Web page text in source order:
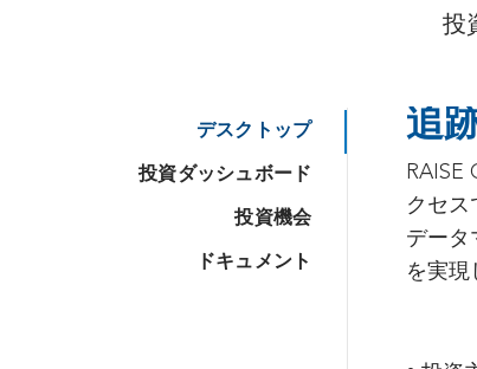
投
デスクトップ
投資ダッシュボード
投資機会
ドキュメント
追
RAISE
クセス
データ
を実現